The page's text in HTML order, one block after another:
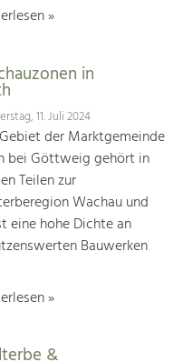
»
in
11. Juli 2024
der Marktgemeinde
bei Göttweig gehört in
Teilen zur
Wachau und
eine hohe Dichte an
Bauwerken
»
&